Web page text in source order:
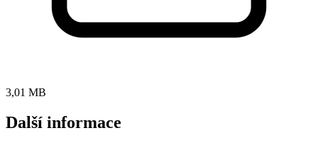
3,01 MB
Další informace